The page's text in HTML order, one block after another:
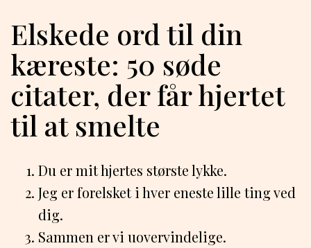
Elskede ord til din
kæreste: 50 søde
citater, der får hjertet
til at smelte
Du er mit hjertes største lykke.
Jeg er forelsket i hver eneste lille ting ved
dig.
Sammen er vi uovervindelige.